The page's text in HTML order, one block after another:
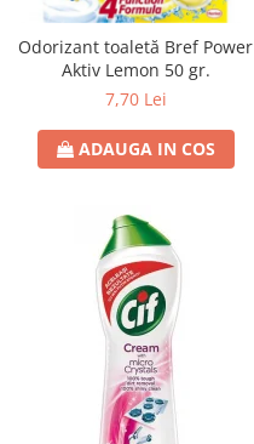
Odorizant toaletă Bref Power
Aktiv Lemon 50 gr.
7,70 Lei
ADAUGA IN COS